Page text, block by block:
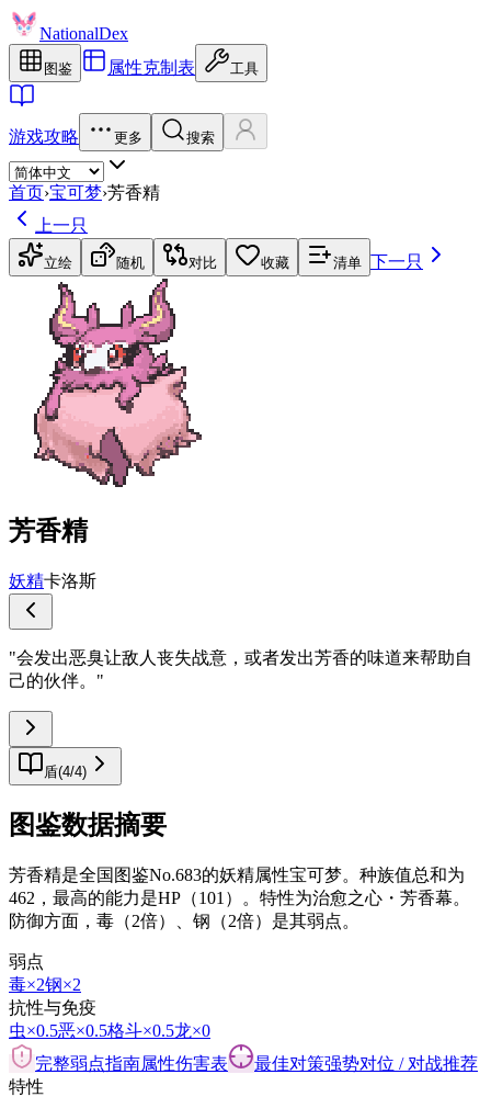
NationalDex
图鉴 属性克制表 工具
游戏攻略 更多 搜索
首页›宝可梦›芳香精
上一只
立绘 随机 对比 收藏 清单 下一只
芳香精
妖精卡洛斯
"会发出恶臭让敌人丧失战意，或者发出芳香的味道来帮助自
己的伙伴。 "
盾(4/4)
图鉴数据摘要
芳香精是全国图鉴No.683的妖精属性宝可梦。种族值总和为
462，最高的能力是HP（101）。特性为治愈之心・芳香幕。
防御方面，毒（2倍）、钢（2倍）是其弱点。
弱点
毒×2钢×2
抗性与免疫
虫×0.5恶×0.5格斗×0.5龙×0
完整弱点指南属性伤害表 最佳对策强势对位 / 对战推荐
特性